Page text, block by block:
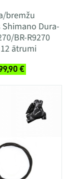
bremžu
Dura-
BR-R9270
ātrumi
€